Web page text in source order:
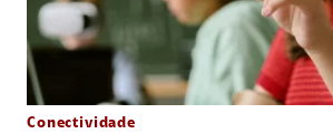
Conectividade